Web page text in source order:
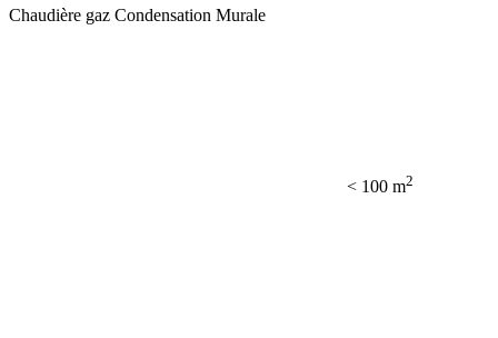
Chaudière gaz Condensation Murale
< 100 m2